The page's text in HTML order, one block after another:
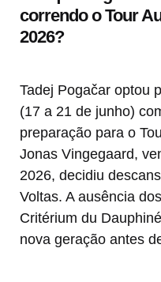
correndo o Tour
2026?
Tadej Pogačar optou
(17 a 21 de junho)
preparação para o
Jonas Vingegaard,
2026, decidiu
Voltas. A ausência
Critérium du
nova geração antes